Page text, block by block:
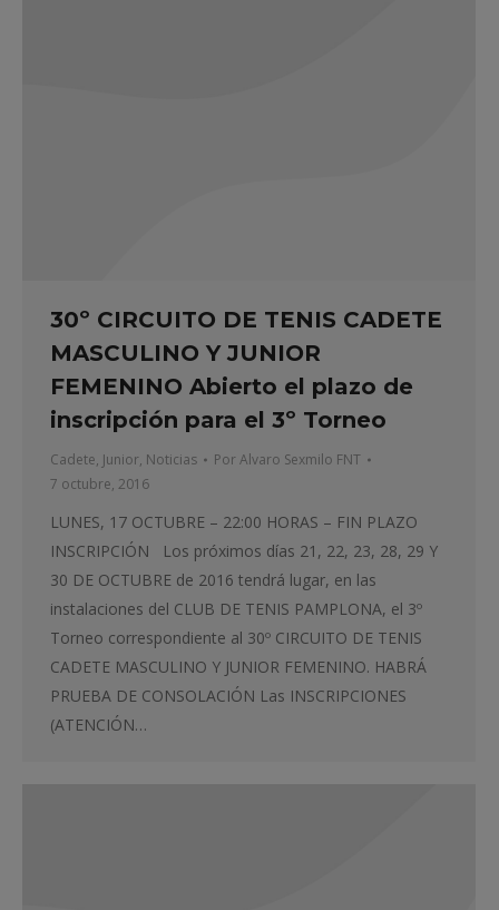
30º CIRCUITO DE TENIS CADETE
MASCULINO Y JUNIOR
FEMENINO Abierto el plazo de
inscripción para el 3º Torneo
Cadete, Junior, Noticias PorAlvaro Sexmilo FNT
7 octubre, 2016
LUNES, 17 OCTUBRE – 22:00 HORAS – FIN PLAZO
INSCRIPCIÓN Los próximos días 21, 22, 23, 28, 29 Y
30 DE OCTUBRE de 2016 tendrá lugar, en las
instalaciones del CLUB DE TENIS PAMPLONA, el 3º
Torneo correspondiente al 30º CIRCUITO DE TENIS
CADETE MASCULINO Y JUNIOR FEMENINO. HABRÁ
PRUEBA DE CONSOLACIÓN Las INSCRIPCIONES
(ATENCIÓN…